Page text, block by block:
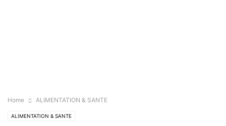
Home ALIMENTATION & SANTE
ALIMENTATION & SANTE